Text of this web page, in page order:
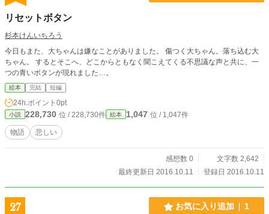
リセットボタン
杉本けんいちろう
今日もまた、大ちゃんは嫌なことがありました。 傷つく大ちゃん。落ち込む大
ちゃん。 するとそこへ、どこからともなく聞こえてくる不思議な声と共に、一
つの青いボタンが現れました…。
絵本 完結 短編
24h.ポイント 0pt
小説 228,730 位 / 228,730件 絵本 1,047 位 / 1,047件
物語 悲しい
感想数 0
文字数 2,642
最終更新日 2016.10.11
登録日 2016.10.11
27 お気に入り追加 1